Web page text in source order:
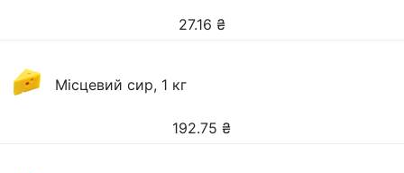
27.16 ₴
Місцевий сир, 1 кг
192.75 ₴